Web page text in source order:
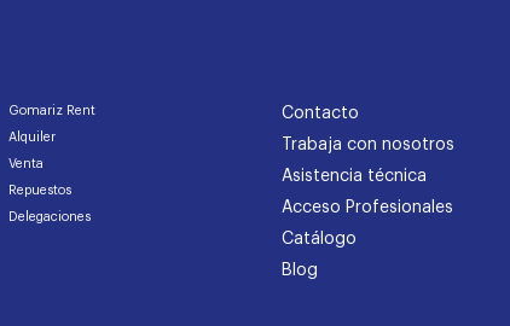
Gomariz Rent
Alquiler
Venta
Repuestos
Delegaciones
Contacto
Trabaja con nosotros
Asistencia técnica
Acceso Profesionales
Catálogo
Blog